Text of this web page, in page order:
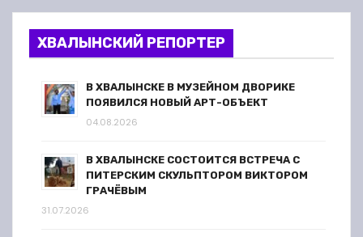
ХВАЛЫНСКИЙ РЕПОРТЕР
В ХВАЛЫНСКЕ В МУЗЕЙНОМ ДВОРИКЕ
ПОЯВИЛСЯ НОВЫЙ АРТ-ОБЪЕКТ
04.08.2026
В ХВАЛЫНСКЕ СОСТОИТСЯ ВСТРЕЧА С
ПИТЕРСКИМ СКУЛЬПТОРОМ ВИКТОРОМ
ГРАЧЁВЫМ
31.07.2026